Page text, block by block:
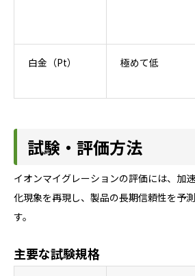
白金（Pt） 極めて低
試験・評価方法
イオンマイグレーションの評価には、加
化現象を再現し、製品の長期信頼性を予
す。
主要な試験規格